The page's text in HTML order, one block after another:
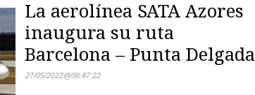
La aerolínea SATA Azores
inaugura su ruta
Barcelona – Punta Delgada
27/05/2022@08:47:22